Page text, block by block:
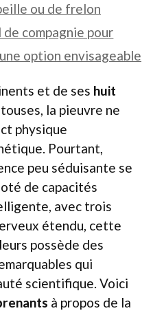
ou de frelon
de compagnie pour
option envisageable
et de ses huit
la pieuvre ne
physique
Pourtant,
peu séduisante se
de capacités
avec trois
étendu, cette
possède des
qui
scientifique. Voici
à propos de la